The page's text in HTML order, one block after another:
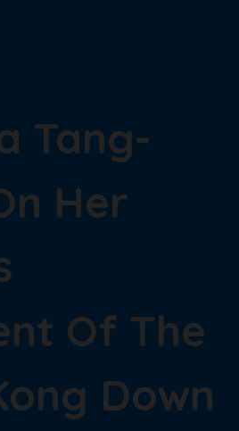
Tang-
Her
Of The
Down